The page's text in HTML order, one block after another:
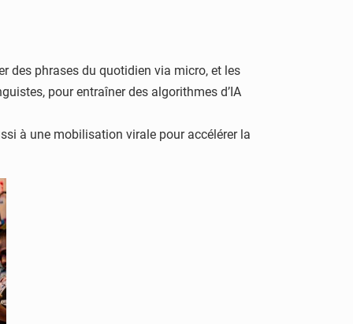
des phrases du quotidien via micro, et les
pour entraîner des algorithmes d’IA
à une mobilisation virale pour accélérer la